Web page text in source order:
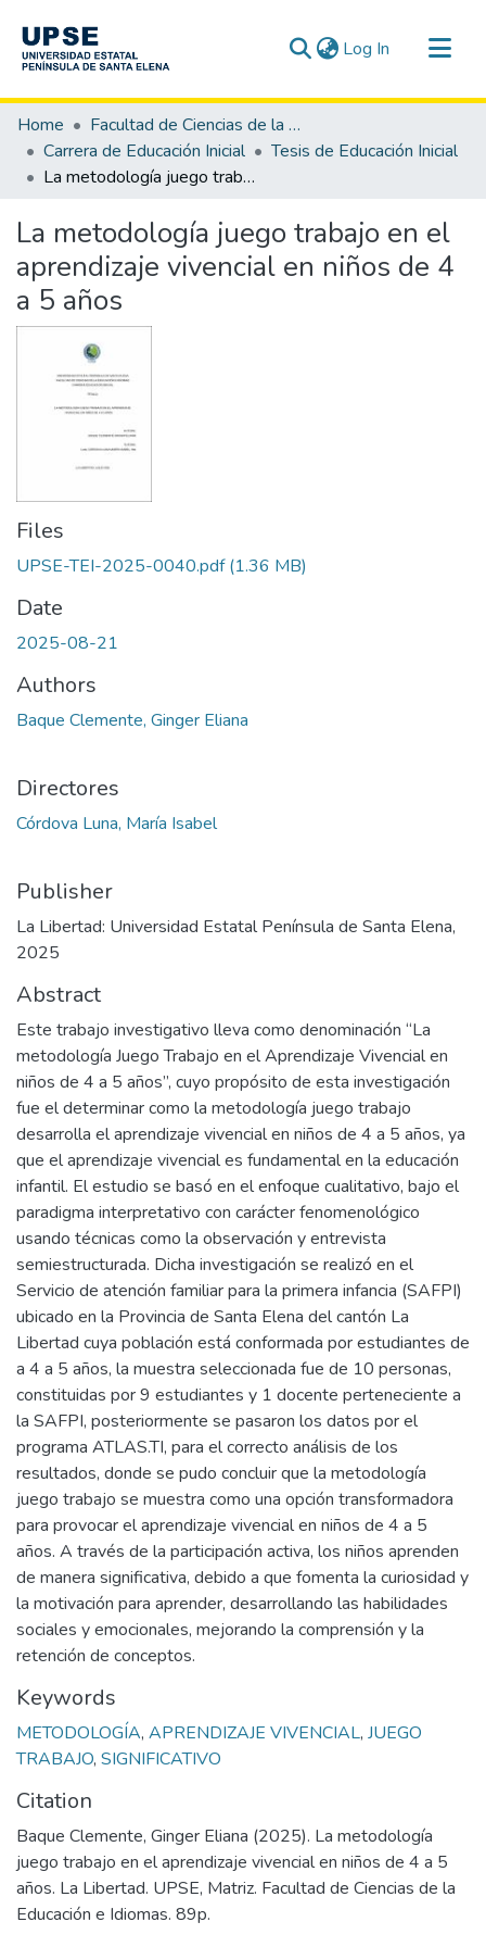
Log In (current)
Communities & Collections
All of DSpace
Statistics
Home
Facultad de Ciencias de la Educación e Idiomas
Carrera de Educación Inicial
Tesis de Educación Inicial
La metodología juego trabajo en el aprendizaje vivencial en niños de 4 a 5 años
La metodología juego trabajo en el
aprendizaje vivencial en niños de 4
a 5 años
Files
UPSE-TEI-2025-0040.pdf(1.36 MB)
Date
2025-08-21
Authors
Baque Clemente, Ginger Eliana
Directores
Córdova Luna, María Isabel
Publisher
La Libertad: Universidad Estatal Península de Santa Elena,
2025
Abstract
Este trabajo investigativo lleva como denominación “La
metodología Juego Trabajo en el Aprendizaje Vivencial en
niños de 4 a 5 años”, cuyo propósito de esta investigación
fue el determinar como la metodología juego trabajo
desarrolla el aprendizaje vivencial en niños de 4 a 5 años, ya
que el aprendizaje vivencial es fundamental en la educación
infantil. El estudio se basó en el enfoque cualitativo, bajo el
paradigma interpretativo con carácter fenomenológico
usando técnicas como la observación y entrevista
semiestructurada. Dicha investigación se realizó en el
Servicio de atención familiar para la primera infancia (SAFPI)
ubicado en la Provincia de Santa Elena del cantón La
Libertad cuya población está conformada por estudiantes de
a 4 a 5 años, la muestra seleccionada fue de 10 personas,
constituidas por 9 estudiantes y 1 docente perteneciente a
la SAFPI, posteriormente se pasaron los datos por el
programa ATLAS.TI, para el correcto análisis de los
resultados, donde se pudo concluir que la metodología
juego trabajo se muestra como una opción transformadora
para provocar el aprendizaje vivencial en niños de 4 a 5
años. A través de la participación activa, los niños aprenden
de manera significativa, debido a que fomenta la curiosidad y
la motivación para aprender, desarrollando las habilidades
sociales y emocionales, mejorando la comprensión y la
retención de conceptos.
Keywords
METODOLOGÍA, APRENDIZAJE VIVENCIAL, JUEGO
TRABAJO, SIGNIFICATIVO
Citation
Baque Clemente, Ginger Eliana (2025). La metodología
juego trabajo en el aprendizaje vivencial en niños de 4 a 5
años. La Libertad. UPSE, Matriz. Facultad de Ciencias de la
Educación e Idiomas. 89p.